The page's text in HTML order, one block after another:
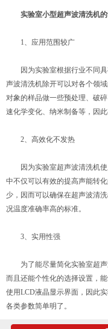
实验室小型超声波清洗机的
1、应用范围较广
因为实验室根据行业不同具
声波清洗机除开可以对各个领
对象的样品做一些预处理、破
速化学变化、纳米制备等，因
2、高效化不发热
因为实验室超声波清洗机使
中不仅可以有效的提高声能转
少，因而可以确保在超声波清
况温度准确率高的标准。
3、实用性强
为了能尽量简化实验室超声
而且还能个性化的选择设置，
使用LCD液晶显示界面，因此
各类参数简单明了。